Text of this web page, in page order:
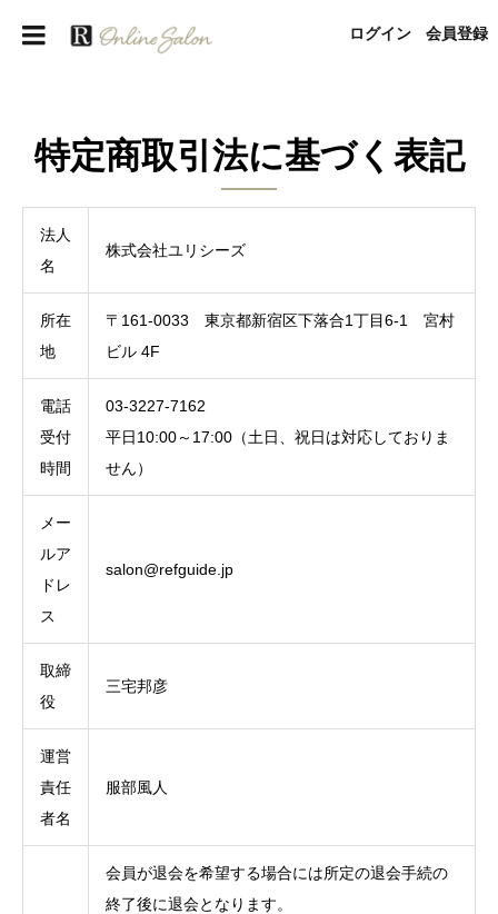
ログイン 会員登録
特定商取引法に基づく表記
法人
名
株式会社ユリシーズ
所在
地
〒161-0033 東京都新宿区下落合1丁目6-1 宮村
ビル 4F
電話
受付
時間
03-3227-7162
平日10:00～17:00（土日、祝日は対応しておりま
せん）
メー
ルア
ドレ
ス
salon@refguide.jp
取締
役
三宅邦彦
運営
責任
者名
服部風人
会員が退会を希望する場合には所定の退会手続の
終了後に退会となります。